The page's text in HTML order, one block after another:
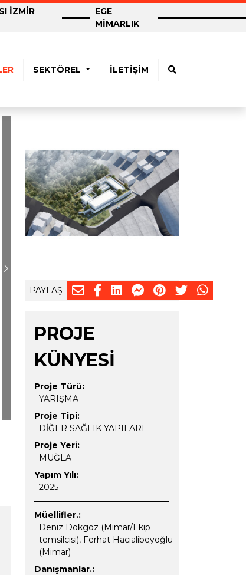
İZMİR
EGE
MİMARLIK
SEKTÖREL İLETİŞİM
Next
PAYLAŞ
PROJE
KÜNYESİ
Proje Türü:
YARIŞMA
Proje Tipi:
DİĞER SAĞLIK YAPILARI
Proje Yeri:
MUĞLA
Yapım Yılı:
2025
Müellifler.:
Deniz Dokgöz (Mimar/Ekip
temsilcisi), Ferhat Hacıalibeyoğlu
(Mimar)
Danışmanlar.: